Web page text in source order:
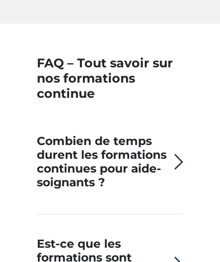
FAQ – Tout savoir sur
nos formations
continue
Combien de temps
durent les formations
continues pour aide-
soignants ?
La plupart de nos
déroulent sur 2 jours. Un
format court et intensif,
Est-ce que les
formations sont